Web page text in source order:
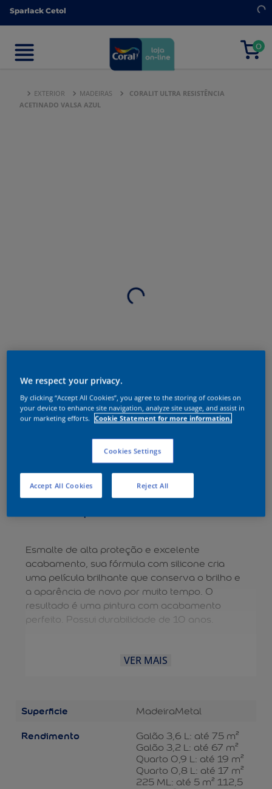
Sparlack Cetol
0
Sparlack Cetol
0
EXTERIOR MADEIRAS
CORALIT ULTRA RESISTÊNCIA
ACETINADO VALSA AZUL
Esmalte de alta proteção e excelente
acabamento, sua fórmula com silicone cria
uma película brilhante que conserva o brilho e
a aparência de novo por muito tempo. O
resultado é uma pintura com acabamento
perfeito. Possui durabilidade de 10 anos.
VER MAIS
Superficie MadeiraMetal
Rendimento
Galão 3,6 L: até 75 m²
Galão 3,2 L: até 67 m²
Quarto 0,9 L: até 19 m²
Quarto 0,8 L: até 17 m²
225 ML: até 5 m² 112,5
We respect your privacy.
By clicking “Accept All Cookies”, you agree to the storing of cookies on
your device to enhance site navigation, analyze site usage, and assist in
our marketing efforts.
Cookie Statement for more information.
Cookies Settings
Reject All
Accept All Cookies